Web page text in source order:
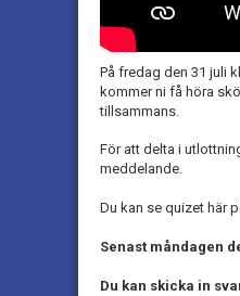
På fredag den 31 juli
kommer ni få höra
tillsammans.
För att delta i
meddelande.
Du kan se quizet här
Senast måndagen
Du kan skicka in